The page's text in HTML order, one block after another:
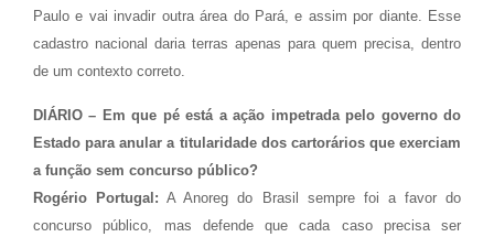
Paulo e vai invadir outra área do Pará, e assim por diante. Esse
cadastro nacional daria terras apenas para quem precisa, dentro
de um contexto correto.
DIÁRIO – Em que pé está a ação impetrada pelo governo do
Estado para anular a titularidade dos cartorários que exerciam
a função sem concurso público?
Rogério Portugal: A Anoreg do Brasil sempre foi a favor do
concurso público, mas defende que cada caso precisa ser